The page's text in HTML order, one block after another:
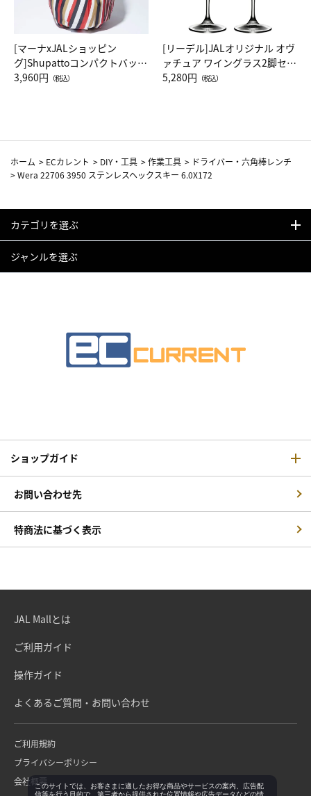
[マーナxJALショッピン
グ]Shupattoコンパクトバッグ
Drop JAL客室乗務員（LC）ス
3,960円 （税込）
[リーデル]JALオリジナル オヴ
ァチュア ワイングラス2脚セッ
ト（レッドワイン）
5,280円 （税込）
ホーム > ECカレント > DIY・工具 >作業工具 > ドライバー・六角棒レンチ
>Wera 22706 3950 ステンレスヘックスキー 6.0X172
カテゴリを選ぶ
ジャンルを選ぶ
ショップガイド
お問い合わせ先
特商法に基づく表示
JAL Mallとは
ご利用ガイド
操作ガイド
よくあるご質問・お問い合わせ
ご利用規約
プライバシーポリシー
会社概要このサイトでは、お客さまに適したお得な商品やサービスの案内、広告配
信等を行う目的で、第三者から提供された位置情報や広告データなどの情